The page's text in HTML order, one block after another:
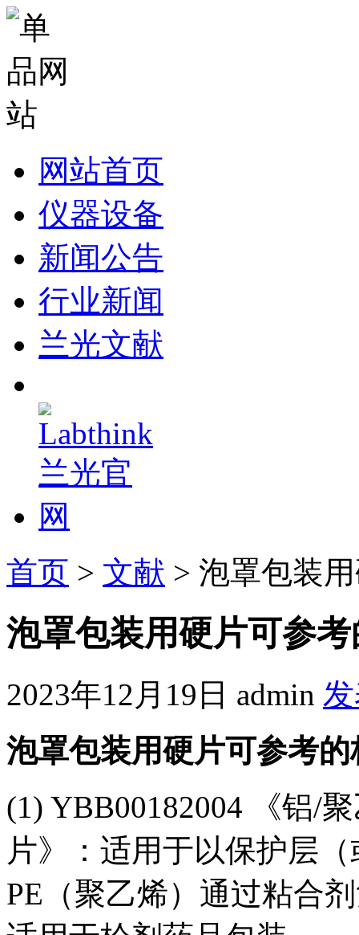
网站首页
仪器设备
新闻公告
行业新闻
兰光文献
首页 > 文献 > 泡罩包装
泡罩包装用硬片可参
2023年12月19日 admin
泡罩包装用硬片可参考
(1) YBB00182004 《铝/
片》：适用于以保护层
PE（聚乙烯）通过粘合